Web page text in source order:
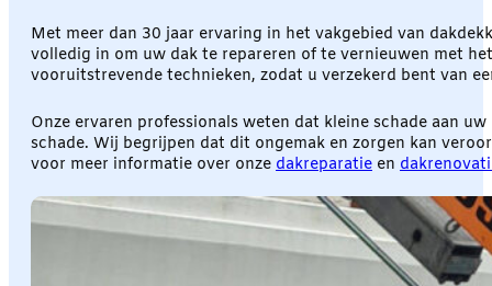
Met meer dan 30 jaar ervaring in het vakgebied van
volledig in om uw dak te repareren of te vernieuwen met
vooruitstrevende technieken, zodat u verzekerd bent van
Onze ervaren professionals weten dat kleine schade aan
schade. Wij begrijpen dat dit ongemak en zorgen kan
voor meer informatie over onze dakreparatie en